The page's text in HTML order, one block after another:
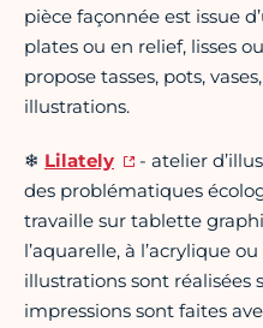
pièce façonnée est issue
plates ou en relief, lisses
propose tasses, pots,
illustrations.
❄ Lilately
- atelier
des problématiques
travaille sur tablette
l’aquarelle, à l’acrylique
illustrations sont réalisées
impressions sont faites